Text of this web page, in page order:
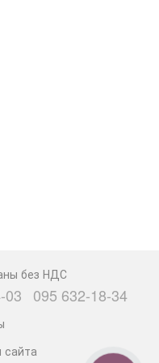
без НДС
03 095 632-18-34
сайта